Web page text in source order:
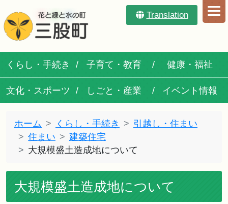
Translation
くらし・手続き 子育て・教育 健康・福祉
文化・スポーツ しごと・産業 イベント情報
ホーム くらし・手続き
引越し・住まい
住まい
建築住宅
大規模盛土造成地について
大規模盛土造成地について